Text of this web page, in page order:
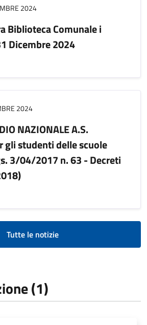
2024
Biblioteca Comunale i
Dicembre 2024
2024
NAZIONALE A.S.
gli studenti delle scuole
3/04/2017 n. 63 - Decreti
Tutte le notizie
(1)